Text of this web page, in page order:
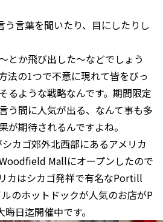
言葉を聞いたり、目にしたりし
とか飛び出した～などでしょう
法の1つで不意に現れて皆をびっ
るような戦略なんです。期間限定
う間に人気が出る、なんて事も多
が期待されるんですよね。
カゴ郊外北西部にあるアメリカ
Mallにオープンしたので
カはシカゴ発祥で有名なPortill
のホットドックが人気のお店がP
日迄開催中です。